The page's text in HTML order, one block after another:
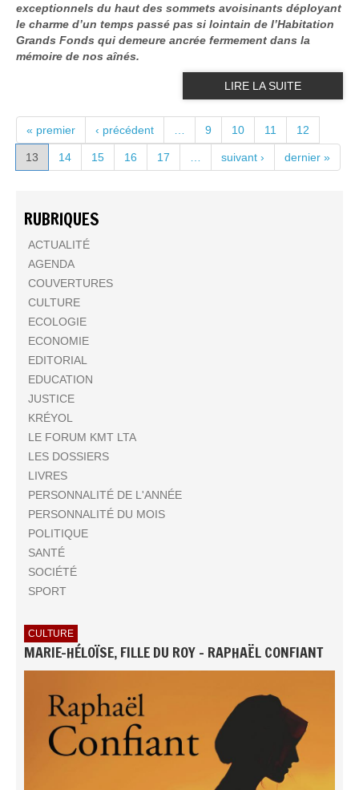
exceptionnels du haut des sommets avoisinants déployant
le charme d’un temps passé pas si lointain de l’Habitation
Grands Fonds qui demeure ancrée fermement dans la
mémoire de nos aînés.
LIRE LA SUITE
PAGES
« premier ‹ précédent 9 10 11 12
13 14 15 16 17 suivant › dernier »
RUBRIQUES
ACTUALITÉ
AGENDA
COUVERTURES
CULTURE
ECOLOGIE
ECONOMIE
EDITORIAL
EDUCATION
JUSTICE
KRÉYOL
LE FORUM KMT LTA
LES DOSSIERS
LIVRES
PERSONNALITÉ DE L'ANNÉE
PERSONNALITÉ DU MOIS
POLITIQUE
SANTÉ
SOCIÉTÉ
SPORT
CULTURE
MARIE-HÉLOÏSE, FILLE DU ROY - RAPHAËL CONFIANT